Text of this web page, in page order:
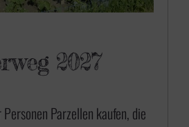
2027
Parzellen kaufen, die